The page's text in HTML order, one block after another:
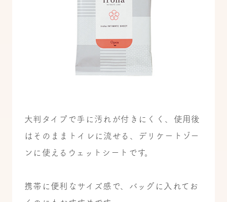
大判タイプで手に汚れが付きにくく、使用後
はそのままトイレに流せる、デリケートゾー
ンに使えるウェットシートです。
携帯に便利なサイズ感で、バッグに入れてお